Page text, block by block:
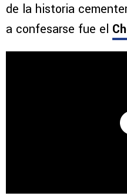
de la historia
a confesarse fue el